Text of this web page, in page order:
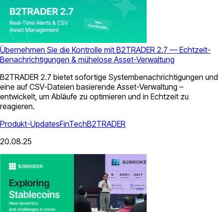
Übernehmen Sie die Kontrolle mit B2TRADER 2.7 — Echtzeit-
Benachrichtigungen & mühelose Asset-Verwaltung
B2TRADER 2.7 bietet sofortige Systembenachrichtigungen und
eine auf CSV-Dateien basierende Asset-Verwaltung –
entwickelt, um Abläufe zu optimieren und in Echtzeit zu
reagieren.
Produkt-UpdatesFinTechB2TRADER
20.08.25